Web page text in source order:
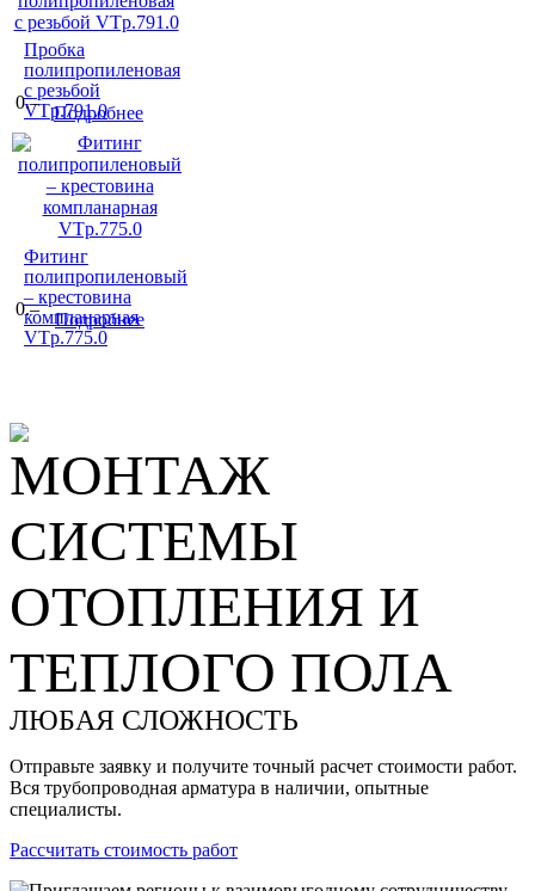
Пробка
полипропиленовая
с резьбой
VTp.791.0
0.–
Подробнее
Фитинг
полипропиленовый
– крестовина
компланарная
VTp.775.0
0.–
Подробнее
МОНТАЖ
СИСТЕМЫ
ОТОПЛЕНИЯ И
ТЕПЛОГО ПОЛА
ЛЮБАЯ СЛОЖНОСТЬ
Отправьте заявку и получите точный расчет стоимости работ.
Вся трубопроводная арматура в наличии, опытные
специалисты.
Рассчитать стоимость работ